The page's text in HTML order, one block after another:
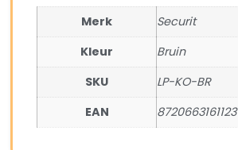
Merk
Securit
Kleur
Bruin
SKU
LP-KO-BR
EAN
8720663161123